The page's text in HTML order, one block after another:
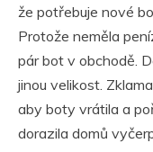
že potřebuje nové
Protože neměla
pár bot v obchodě.
jinou velikost.
aby boty vrátila a
dorazila domů